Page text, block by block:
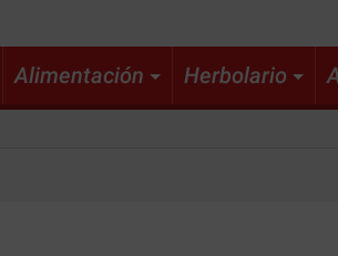
Alimentación Herbolario